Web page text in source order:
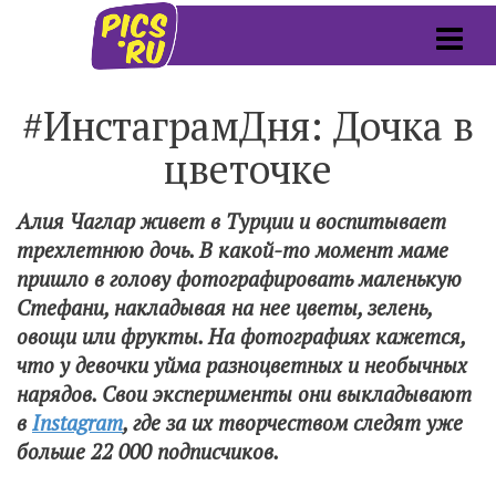
#ИнстаграмДня: Дочка в
цветочке
Алия Чаглар живет в Турции и воспитывает
трехлетнюю дочь. В какой-то момент маме
пришло в голову фотографировать маленькую
Стефани, накладывая на нее цветы, зелень,
овощи или фрукты. На фотографиях кажется,
что у девочки уйма разноцветных и необычных
нарядов. Свои эксперименты они выкладывают
в Instagram, где за их творчеством следят уже
больше 22 000 подписчиков.